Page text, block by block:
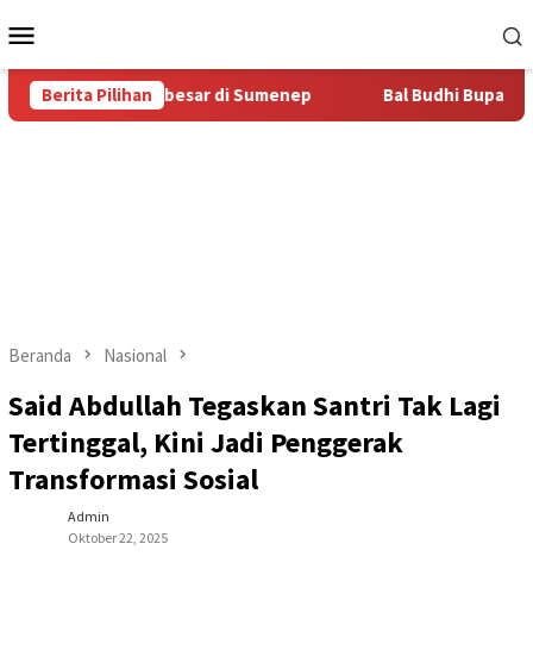
ke
Mobile
Berita Pilihan
Bal Budhi Terbesar di Sumenep Bal Budhi Bupati Cup
Beranda Nasional
Said Abdullah Tegaskan Santri Tak Lagi
Tertinggal, Kini Jadi Penggerak
Transformasi Sosial
Admin
Oktober 22, 2025